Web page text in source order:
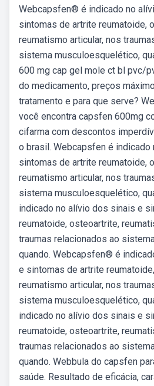
Webcapsfen® é indicado no
sintomas de artrite reumatoide,
reumatismo articular, nos
sistema musculoesquelético,
600 mg cap gel mole ct bl pvc/
do medicamento, preços
tratamento e para que serve?
você encontra capsfen 600mg
cifarma com descontos
o brasil. Webcapsfen é
sintomas de artrite reumatoide,
reumatismo articular, nos
sistema musculoesquelético,
indicado no alívio dos sinais e
reumatoide, osteoartrite,
traumas relacionados ao
quando. Webcapsfen® é
e sintomas de artrite
reumatismo articular, nos
sistema musculoesquelético,
indicado no alívio dos sinais e
reumatoide, osteoartrite,
traumas relacionados ao
quando. Webbula do capsfen
saúde. Resultado de eficácia,